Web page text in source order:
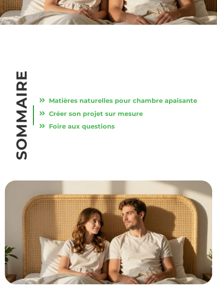
SOMMAIRE
Matières naturelles pour chambre apaisante
Créer son projet sur mesure
Foire aux questions